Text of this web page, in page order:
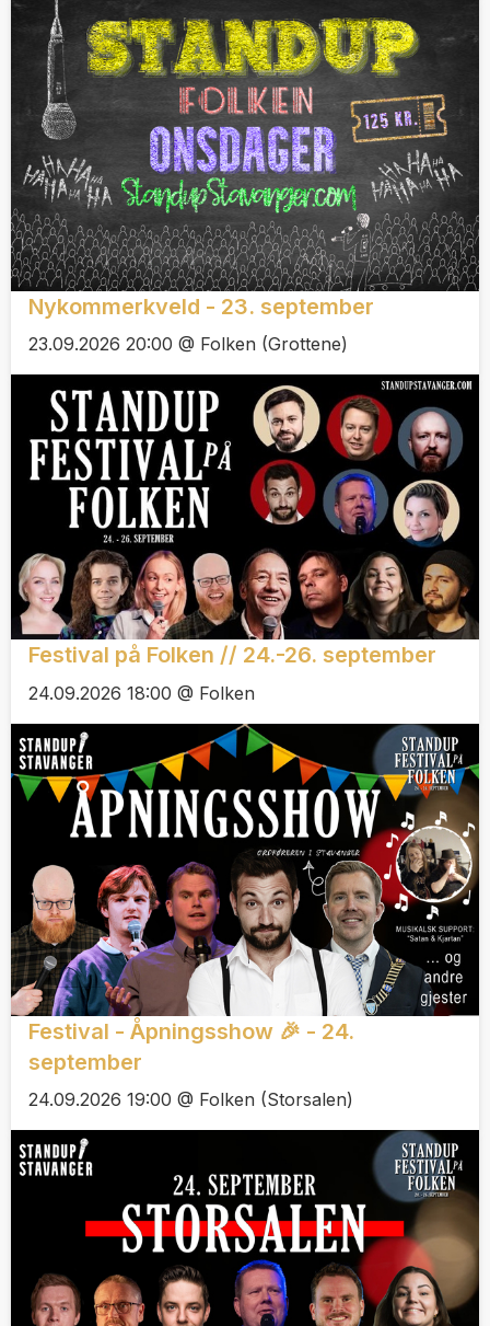
Nykommerkveld - 23. september
23.09.2026 20:00 @ Folken (Grottene)
Festival på Folken // 24.-26. september
24.09.2026 18:00 @ Folken
Festival - Åpningsshow 🎉 - 24.
september
24.09.2026 19:00 @ Folken (Storsalen)